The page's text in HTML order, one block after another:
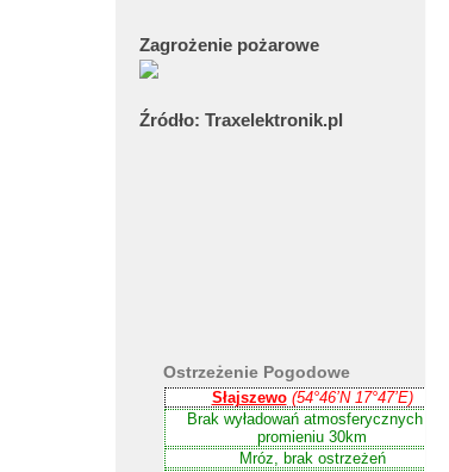
Zagrożenie pożarowe
Źródło: Traxelektronik.pl
Ostrzeżenie Pogodowe